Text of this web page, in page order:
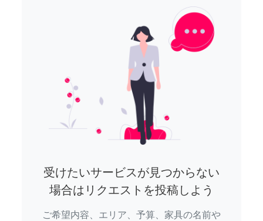
受けたいサービスが見つからない
場合はリクエストを投稿しよう
ご希望内容、エリア、予算、家具の名前や